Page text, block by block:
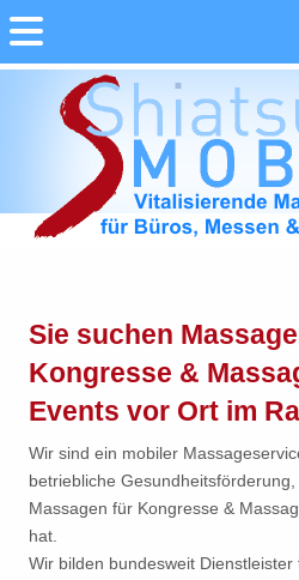
Sie suchen
Kongresse &
Events vor Ort im
Wir sind ein mobiler
betriebliche
Massagen für Kongresse &
hat.
Wir bilden bundesweit